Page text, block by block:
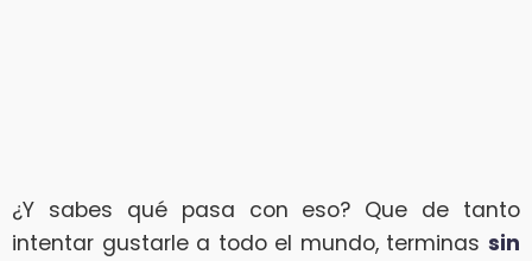
¿Y sabes qué pasa con eso? Que de tanto
intentar gustarle a todo el mundo, terminas sin